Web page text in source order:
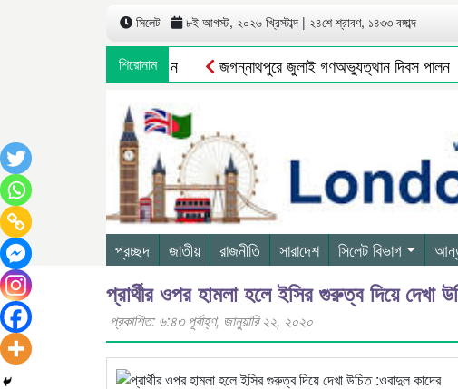
সিলেট ৮ই আগস্ট, ২০২৬ খ্রিস্টাব্দ | ২৪শে শ্রাবণ, ১৪৩৩ বঙ্গাব্দ
শিরোনাম জগন্নাথপুরে জুলাই গণঅভ্যুত্থান দিবস পালন
প্রচ্ছদ জাতীয় রাজনীতি সারাদেশ সিলেট বিভাগ
প্রার্থীর ওপর হামলা হলে ইসির গুরুত্ব দিয়ে দেখা
প্রকাশিত: ৬:৪৩ পূর্বাহ্ণ, জানুয়ারি ২২, ২০২০